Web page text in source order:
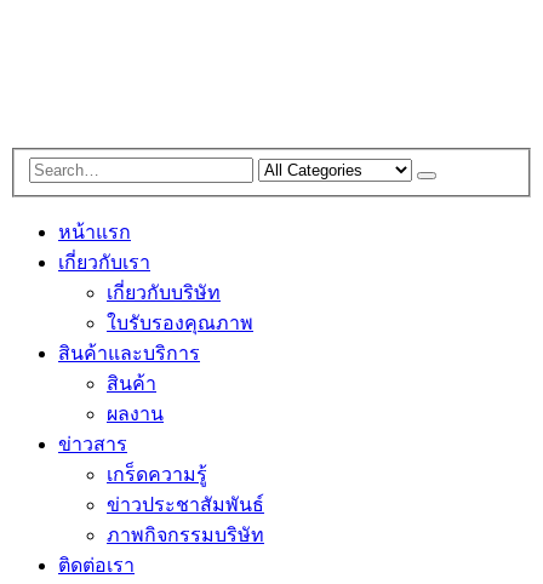
หน้าแรก
เกี่ยวกับเรา
เกี่ยวกับบริษัท
ใบรับรองคุณภาพ
สินค้าและบริการ
สินค้า
ผลงาน
ข่าวสาร
เกร็ดความรู้
ข่าวประชาสัมพันธ์
ภาพกิจกรรมบริษัท
ติดต่อเรา